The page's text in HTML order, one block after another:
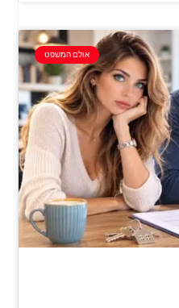
אולם המשפט